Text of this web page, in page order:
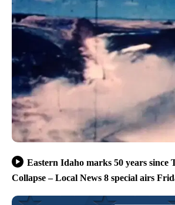
Eastern Idaho marks 50 years since
Collapse – Local News 8 special airs